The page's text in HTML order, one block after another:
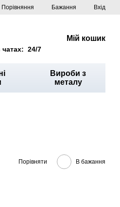
Порівняння Бажання Вхід
чатах: 24/7
Мій кошик
Вироби з
металу
Порівняти В бажання